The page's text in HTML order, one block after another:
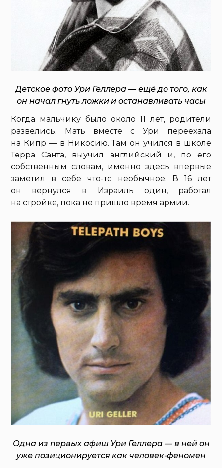
Детское фото Ури Геллера — ещё до того, как
он начал гнуть ложки и останавливать часы
Когда мальчику было около 11 лет, родители
развелись. Мать вместе с Ури переехала
на Кипр — в Никосию. Там он учился в школе
Терра Санта, выучил английский и, по его
собственным словам, именно здесь впервые
заметил в себе что-то необычное. В 16 лет
он вернулся в Израиль один, работал
на стройке, пока не пришло время армии.
Одна из первых афиш Ури Геллера — в ней он
уже позиционируется как человек-феномен